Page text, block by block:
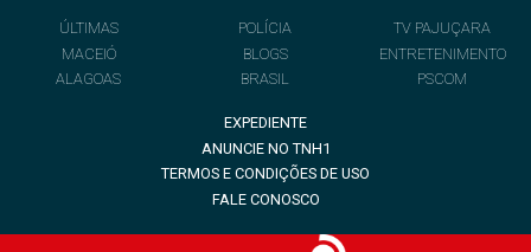
ÚLTIMAS
MACEIÓ
ALAGOAS
POLÍCIA
BLOGS
BRASIL
TV PAJUÇARA
ENTRETENIMENTO
PSCOM
EXPEDIENTE
ANUNCIE NO TNH1
TERMOS E CONDIÇÕES DE USO
FALE CONOSCO